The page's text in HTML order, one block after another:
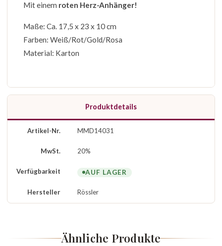
Mit einem roten Herz-Anhänger!
Maße: Ca. 17,5 x 23 x 10 cm
Farben: Weiß/Rot/Gold/Rosa
Material: Karton
Produktdetails
Artikel-Nr. MMD14031
MwSt. 20%
Verfügbarkeit AUF LAGER
Hersteller Rössler
Ähnliche Produkte